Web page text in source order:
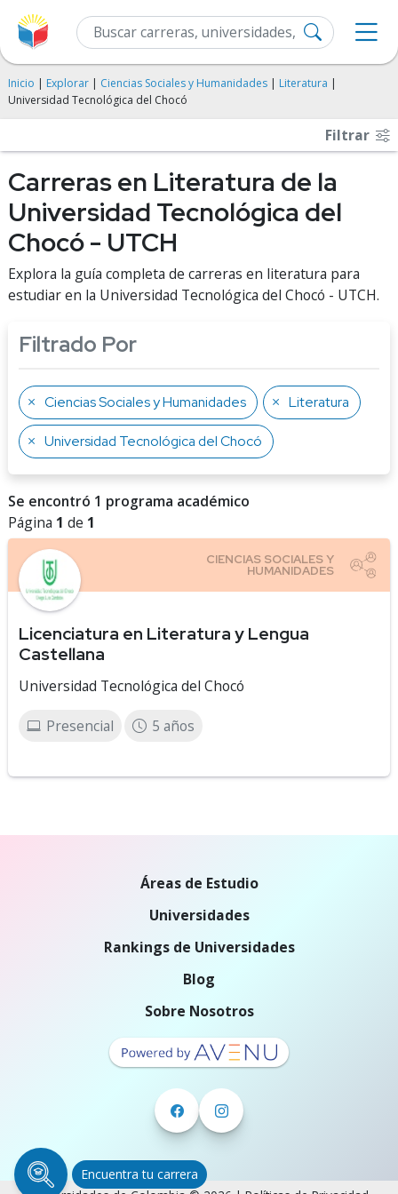
Inicio | Explorar | Ciencias Sociales y Humanidades | Literatura |
Universidad Tecnológica del Chocó
Filtrar
Carreras en Literatura de la
Universidad Tecnológica del
Chocó - UTCH
Explora la guía completa de carreras en literatura para
estudiar en la Universidad Tecnológica del Chocó - UTCH.
Filtrado Por
Ciencias Sociales y Humanidades Literatura
Universidad Tecnológica del Chocó
Se encontró 1 programa académico
Página 1 de 1
Licenciatura en Literatura y Lengua
Castellana
Universidad Tecnológica del Chocó
Presencial 5 años
Encuentra tu carrera
Áreas de Estudio
Universidades
Rankings de Universidades
Blog
Sobre Nosotros